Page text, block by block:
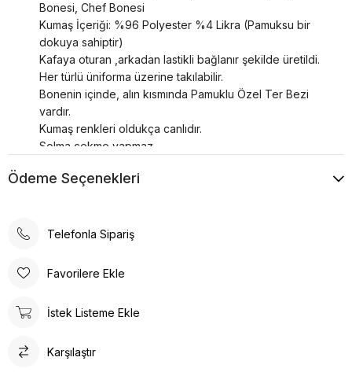
Bonesi, Chef Bonesi
Kumaş İçeriği: %96 Polyester %4 Likra (Pamuksu bir
dokuya sahiptir)
Kafaya oturan ,arkadan lastikli bağlanır şekilde üretildi.
Her türlü üniforma üzerine takılabilir.
Bonenin içinde, alın kısmında Pamuklu Özel Ter Bezi
vardır.
Kumaş renkleri oldukça canlıdır.
Solma çekme yapmaz.
Nefes alan bir yapıya sahiptir, terletme yapmaz.
Estetik tasarım ve fonksiyonelliği bir araya getiren
profesyonellerinin ihtiyaçlarına yönelik özel olarak
her türlü üniforma üzerine rahatlıkla takılabilme özelliğine
Bonenin iç kısmında yer alan pamuklu özel ter bezi,
Ödeme Seçenekleri
Telefonla Sipariş
Favorilere Ekle
İstek Listeme Ekle
Karşılaştır